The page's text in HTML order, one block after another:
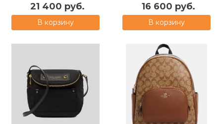
21 400 руб.
В корзину
16 600 руб.
В корзину